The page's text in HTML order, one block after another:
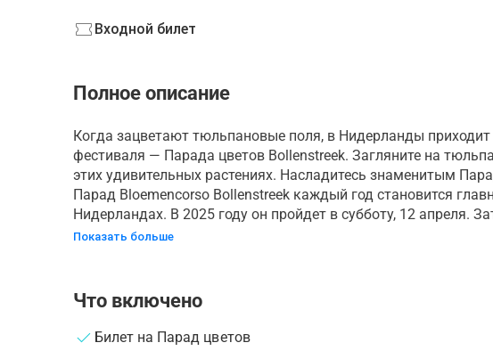
Входной билет
Полное описание
Когда зацветают тюльпановые поля, в Нидерланды приходит
фестиваля — Парада цветов Bollenstreek. Загляните на
этих удивительных растениях. Насладитесь знаменитым
Парад Bloemencorso Bollenstreek каждый год становится
Нидерландах. В 2025 году он пройдет в субботу, 12 апреля.
Показать больше
Что включено
Билет на Парад цветов